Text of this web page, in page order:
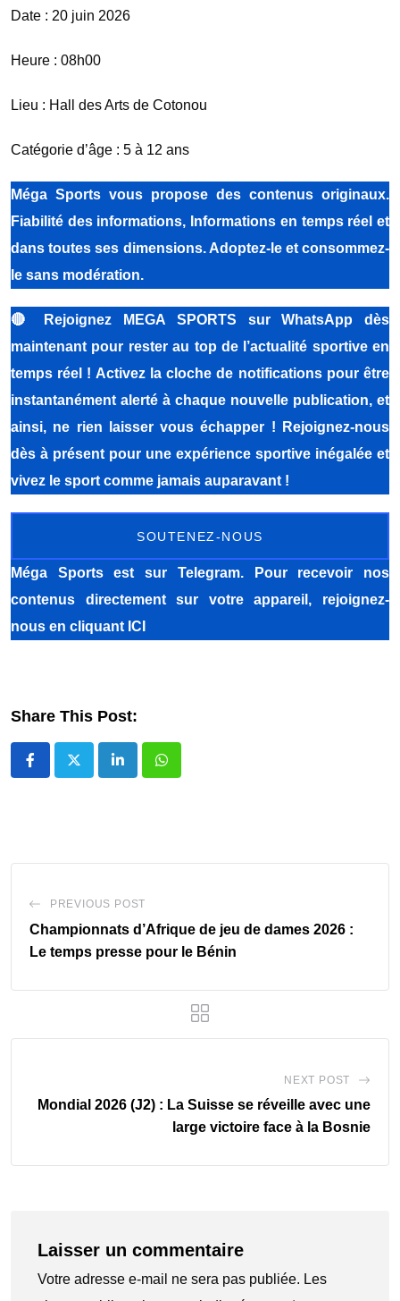
Date : 20 juin 2026
Heure : 08h00
Lieu : Hall des Arts de Cotonou
Catégorie d’âge : 5 à 12 ans
Méga Sports vous propose des contenus originaux.
Fiabilité des informations, Informations en temps réel et
dans toutes ses dimensions. Adoptez-le et consommez-
le sans modération.
🔴
Rejoignez MEGA SPORTS sur WhatsApp dès
maintenant pour rester au top de l’actualité sportive en
temps réel ! Activez la cloche de notifications pour être
instantanément alerté à chaque nouvelle publication, et
ainsi, ne rien laisser vous échapper ! Rejoignez-nous
dès à présent pour une expérience sportive inégalée et
vivez le sport comme jamais auparavant !
SOUTENEZ-NOUS
Méga Sportsest sur Telegram. Pour recevoir nos
contenus directement sur votre appareil, rejoignez-
nous en cliquant ICI
Share This Post:
LinkedIn Whatsapp
PREVIOUS POST
Championnats d’Afrique de jeu de dames 2026 :
Le temps presse pour le Bénin
NEXT POST
Mondial 2026 (J2) : La Suisse se réveille avec une
large victoire face à la Bosnie
Laisser un commentaire
Votre adresse e-mail ne sera pas publiée. Les